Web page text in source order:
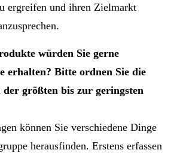
ergreifen und ihren Zielmarkt
würden Sie gerne
erhalten? Bitte ordnen Sie die
größten bis zur geringsten
können Sie verschiedene Dinge
herausfinden. Erstens erfassen